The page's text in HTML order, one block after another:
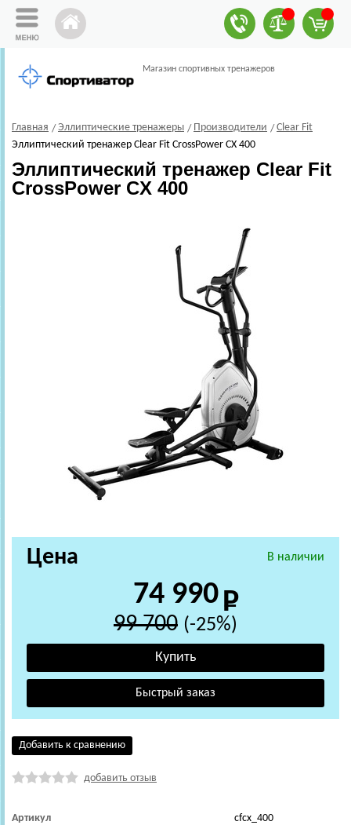
Магазин спортивных тренажеров
Главная Эллиптические тренажеры Производители
Clear Fit
Эллиптический тренажер Clear Fit CrossPower CX 400
Эллиптический тренажер Clear Fit
CrossPower CX 400
В наличии
Цена
74 990
99 700 (-25%)
Добавить к сравнению
добавить отзыв
Артикул cfcx_400